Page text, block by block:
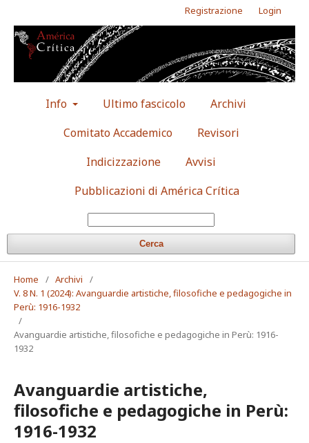
Info Ultimo fascicolo
Archivi
Comitato Accademico
Revisori
Indicizzazione
Avvisi
Pubblicazioni di América Crítica
Cerca
Registrazione Login
Home / Archivi
/
V. 8 N. 1 (2024): Avanguardie artistiche, filosofiche e pedagogiche in
Perù: 1916-1932
/
Avanguardie artistiche, filosofiche e pedagogiche in Perù: 1916-
1932
Avanguardie artistiche,
filosofiche e pedagogiche in Perù:
1916-1932